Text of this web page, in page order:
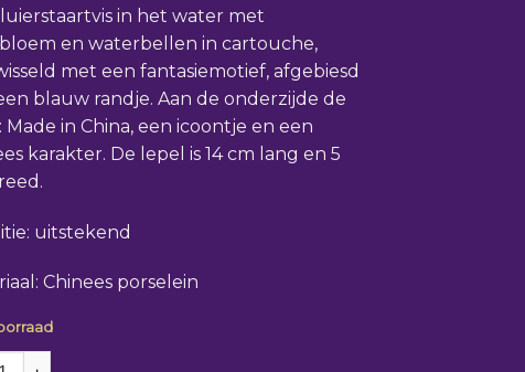
in het water met
en waterbellen in cartouche,
met een fantasiemotief, afgebiesd
blauw randje. Aan de onderzijde de
Made in China, een icoontje en een
karakter. De lepel is 14 cm lang en 5
uitstekend
Chinees porselein
rijstkom met sluierstaart vis - Chinees blauw wit porselein aantal